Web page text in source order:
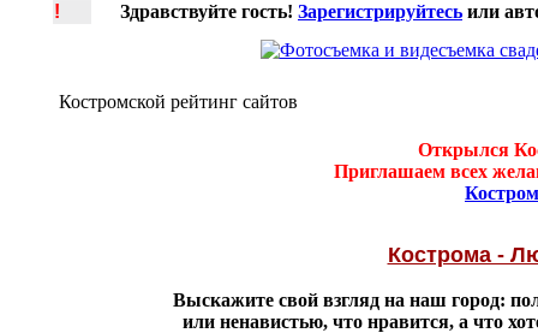
! Здравствуйте гость! Зарегистрируйтесь или
Костромской рейтинг сайтов
Открылся
Приглашаем всех
Кострома -
Выскажите свой взгляд на наш город:
или ненавистью, что нравится, а что